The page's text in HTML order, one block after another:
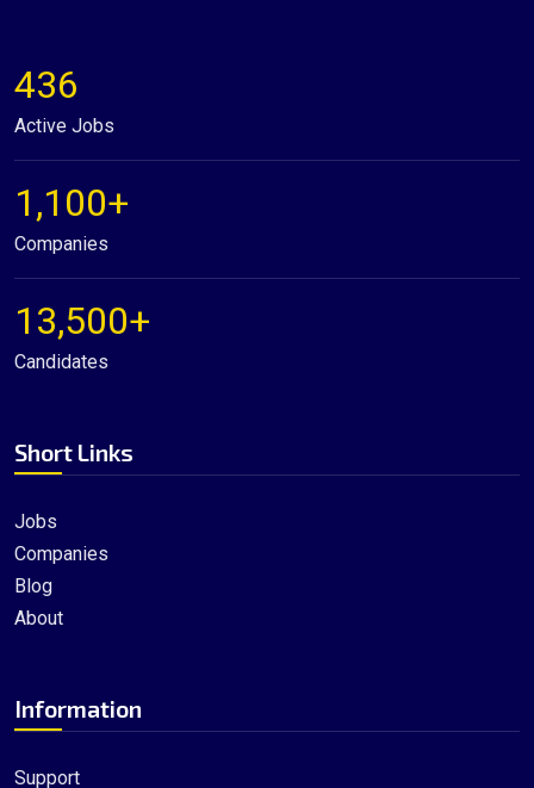
Short Links
Jobs
Companies
Blog
About
Information
Support
436
Active Jobs
1,100+
Companies
13,500+
Candidates